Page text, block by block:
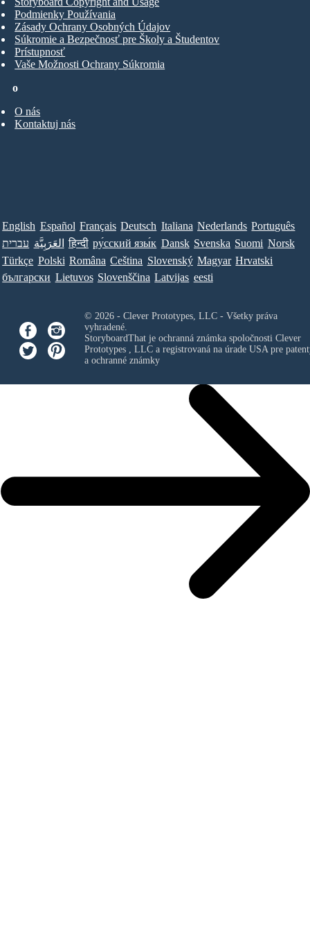
o
O nás
Kontaktuj nás
Podmienky Používania
Zásady Ochrany Osobných Údajov
Súkromie a Bezpečnosť pre Školy a Študentov
Prístupnosť
Vaše Možnosti Ochrany Súkromia
English Español Français Deutsch Italiana Nederlands Português
עברית العَرَبِيَّة हिन्दी ру́сский язы́к Dansk Svenska Suomi Norsk
Türkçe Polski Româna Ceština Slovenský Magyar Hrvatski
български Lietuvos Slovenščina Latvijas eesti
© 2026 - Clever Prototypes, LLC - Všetky práva
vyhradené.
StoryboardThat je ochranná známka spoločnosti Clever
Prototypes , LLCa registrovaná na úrade USA pre
a ochranné známky